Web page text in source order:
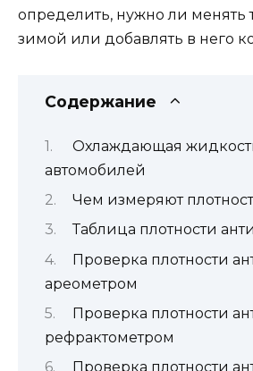
определить, нужно ли менять
зимой или добавлять в него
Содержание
Охлаждающая
автомобилей
Чем измеряют
Таблица плотности
Проверка плотности
ареометром
Проверка плотности
рефрактометром
Проверка плотности